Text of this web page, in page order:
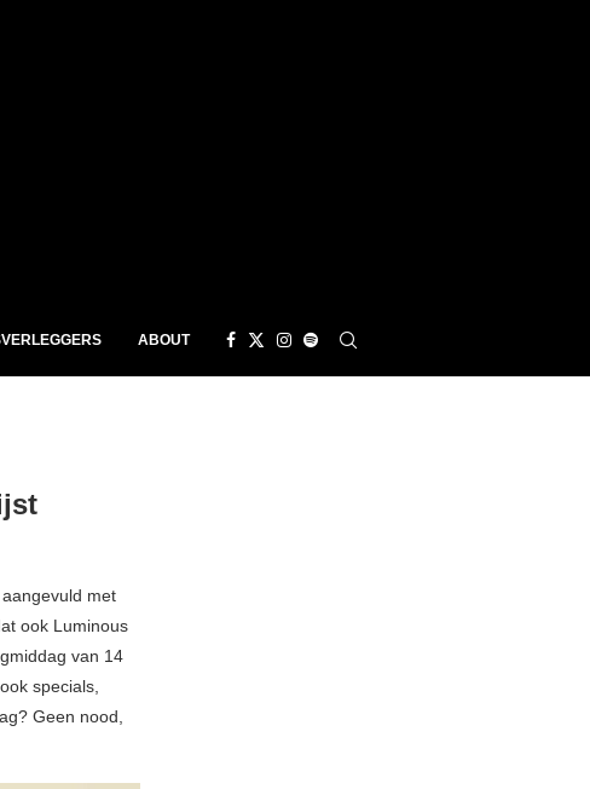
ABOUT
met
ook Luminous
van 14
specials,
Geen nood,